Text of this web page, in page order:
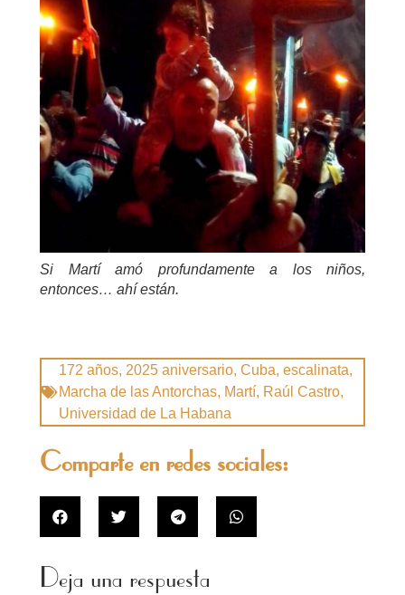
Si Martí amó profundamente a los niños,
entonces… ahí están.
172 años, 2025 aniversario, Cuba, escalinata,
Marcha de las Antorchas, Martí, Raúl Castro,
Universidad de La Habana
Comparte en redes sociales:
Deja una respuesta